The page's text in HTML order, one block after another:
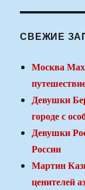
СВЕЖИЕ
Москва
Девушки
городе с
Девушки
России
Мартин
ценителей